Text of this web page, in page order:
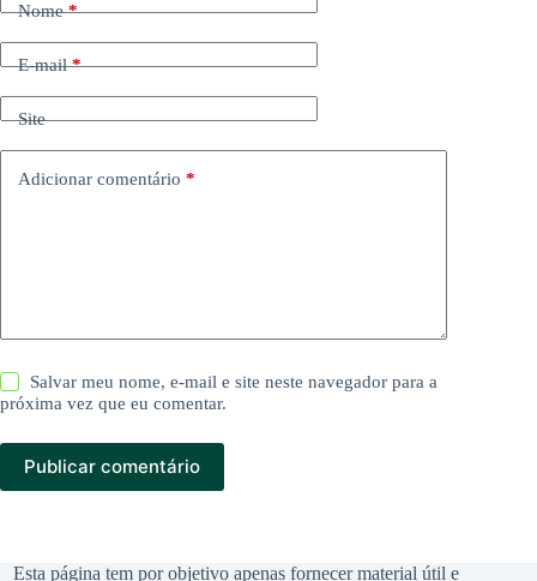
Nome*
E-mail*
Site
Adicionar comentário *
Salvar meu nome, e-mail e site neste navegador para a
próxima vez que eu comentar.
Publicar comentário
Esta página tem por objetivo apenas fornecer material útil e